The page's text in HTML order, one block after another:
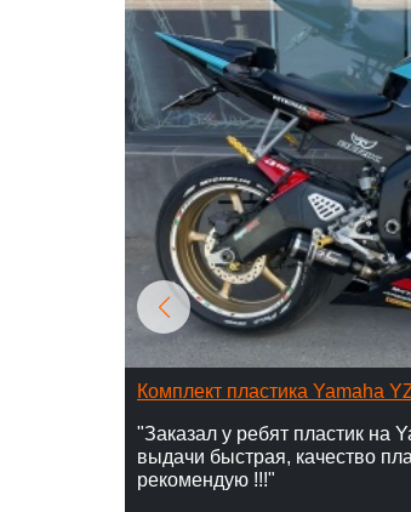
Комплект пластика Yamaha
"Заказал у ребят пластик на
выдачи быстрая, качество
рекомендую !!!"